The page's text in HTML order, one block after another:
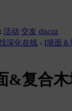
活动 交友 discuz
深化在线 › I墙面＆
&复合